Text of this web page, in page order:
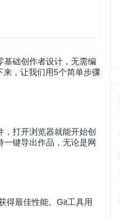
基础创作者设计，无需编
，让我们用5个简单步骤
打开浏览器就能开始创
键导出作品，无论是网
得最佳性能。Git工具用